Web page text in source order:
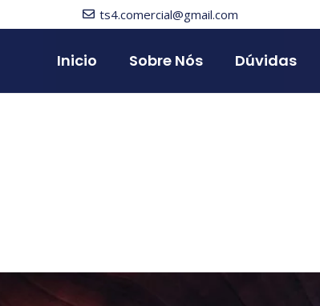
ts4.comercial@gmail.com
Inicio Sobre Nós Dúvidas